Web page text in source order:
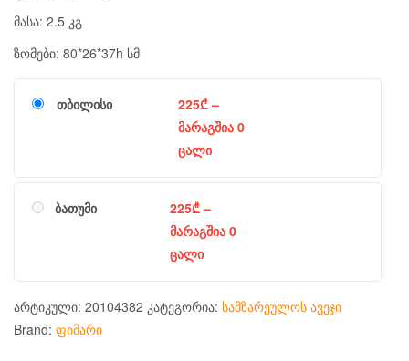
მასა: 2.5 კგ
ზომები: 80*26*37h სმ
თბილისი 225₾–
მარაგშია 0
ცალი
ბათუმი 225₾–
მარაგშია 0
ცალი
არტიკული: 20104382 კატეგორია: სამზარეულოს ავეჯი
Brand: ფიმარი